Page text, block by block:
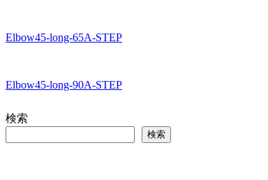
Elbow45-long-65A-STEP
Elbow45-long-90A-STEP
検索
検索